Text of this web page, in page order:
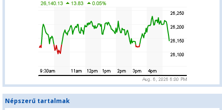
Népszerű tartalmak